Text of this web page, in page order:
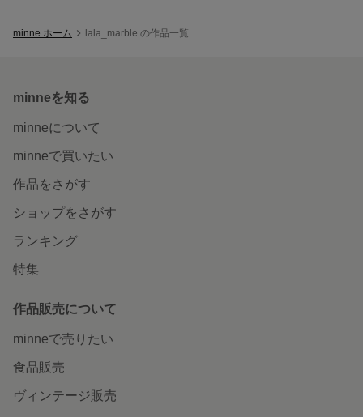
minne ホーム lala_marble の作品一覧
minneを知る
minneについて
minneで買いたい
作品をさがす
ショップをさがす
ランキング
特集
作品販売について
minneで売りたい
食品販売
ヴィンテージ販売